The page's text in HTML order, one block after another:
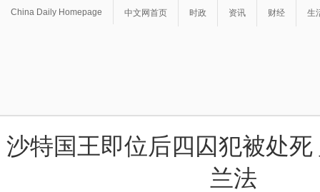
China Daily Homepage 中文网首页 时政 资讯 财经 生
沙特国王即位后四囚犯被处
兰法